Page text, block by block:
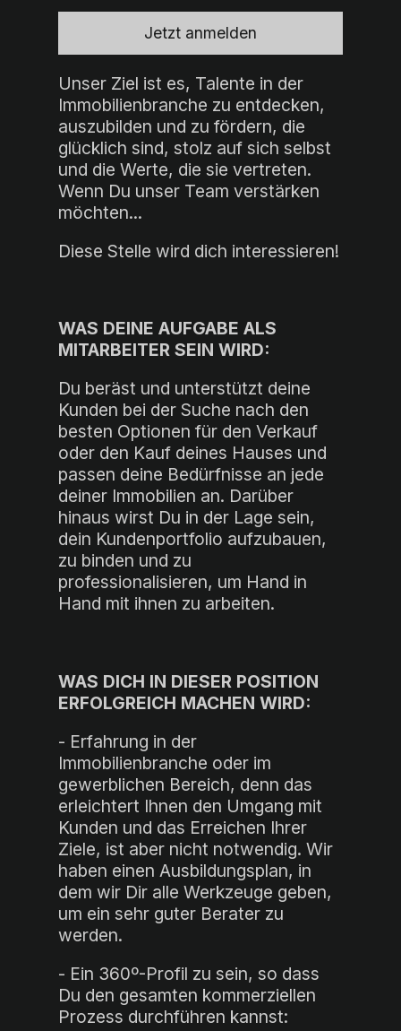
Jetzt anmelden
Unser Ziel ist es, Talente in der
Immobilienbranche zu entdecken,
auszubilden und zu fördern, die
glücklich sind, stolz auf sich selbst
und die Werte, die sie vertreten.
Wenn Du unser Team verstärken
möchten...
Diese Stelle wird dich interessieren!
WAS DEINE AUFGABE ALS
MITARBEITER SEIN WIRD:
Du beräst und unterstützt deine
Kunden bei der Suche nach den
besten Optionen für den Verkauf
oder den Kauf deines Hauses und
passen deine Bedürfnisse an jede
deiner Immobilien an. Darüber
hinaus wirst Du in der Lage sein,
dein Kundenportfolio aufzubauen,
zu binden und zu
professionalisieren, um Hand in
Hand mit ihnen zu arbeiten.
WAS DICH IN DIESER POSITION
ERFOLGREICH MACHEN WIRD:
- Erfahrung in der
Immobilienbranche oder im
gewerblichen Bereich, denn das
erleichtert Ihnen den Umgang mit
Kunden und das Erreichen Ihrer
Ziele, ist aber nicht notwendig. Wir
haben einen Ausbildungsplan, in
dem wir Dir alle Werkzeuge geben,
um ein sehr guter Berater zu
werden.
- Ein 360º-Profil zu sein, so dass
Du den gesamten kommerziellen
Prozess durchführen kannst: